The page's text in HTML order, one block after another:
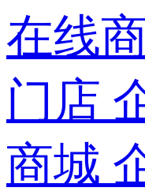
在线
门店
商城